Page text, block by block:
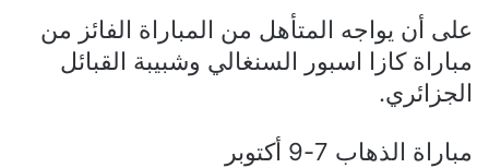
على أن يواجه المتأهل من المباراة الفائز من
مباراة كازا اسبور السنغالي وشبيبة القبائل
الجزائري.
مباراة الذهاب 7-9 أكتوبر